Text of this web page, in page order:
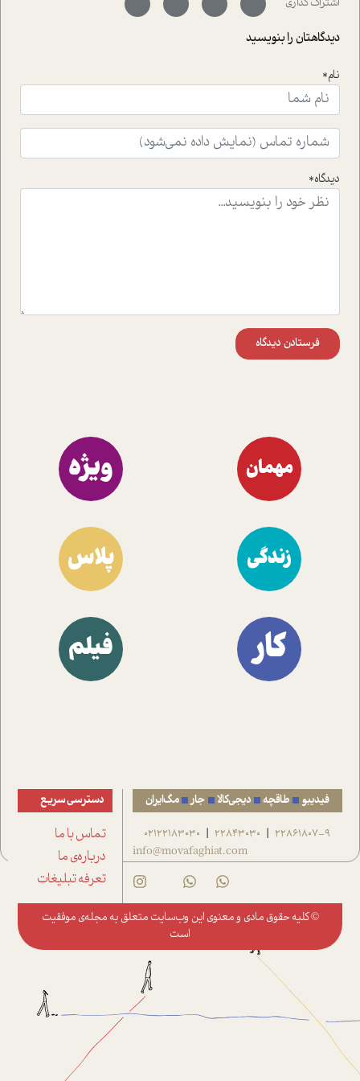
با رکاب زدن در بیش از هفتاد کشور و کاشتن درخت، به نماد
حمایت از محیط زیست و منابع طبیعی تبدیل گشته
است.فصل روایت اجنبی ها در این شماره به دو موضوع
ای که به زندگی شگفت انگیز جین گودال و تاثیرات کاوش های
ایشان در حوزه ی شامپانزه ها بر زندگی امروزی ما نگاهی
افکنده است.فصل اتاق 333 شما را پای صحبت یک تجربه ی
واقعی در ارتباط با اختلال شخصیت اسکزوئید و مشکلات و نیز
راهکارهای حل آن قرار می دهد که در اتاق درمان اتفاق افتاده
موثرترین راهکارهای استفاده از هوش مصنوعی در حوزه های
اشتراک گذاری
دیدگاهتان را بنویسید
نام*
دیدگاه*
فرستادن دیدگاه
مهمان ویژه
زندگی پلاس
کار فیلم
فیدیبو طاقچه دیجی‌کالا جار مگ‌ایران
22861807-9
|
22843030
|
02122183030
info@movafaghiat.com
دسترسی سریع
تماس با ما
درباره‌ی ما
تعرفه تبلیغات
© کلیه حقوق مادی و معنوی این وب‌سایت متعلق به مجله‌ی موفقیت
است